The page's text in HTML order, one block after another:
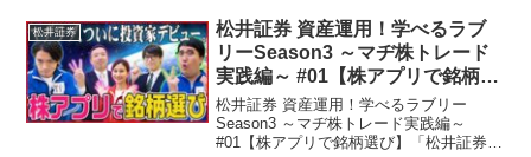
力 スワップポイントを学ぶ」円高・...
松井証券
松井証券 資産運用！学べるラブ
リーSeason3 ～マヂ株トレード
実践編～ #01【株アプリで銘柄選
び】
松井証券 資産運用！学べるラブリー
Season3 ～マヂ株トレード実践編～
#01【株アプリで銘柄選び】「松井証券